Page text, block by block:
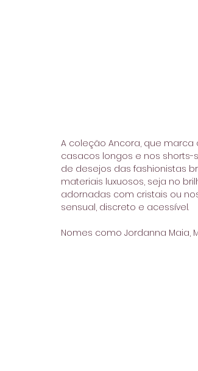
A coleção Ancora, que
casacos longos e nos
de desejos das fashionistas
materiais luxuosos, seja no
adornadas com cristais ou
sensual, discreto e acessível.
Nomes como Jordanna Maia,